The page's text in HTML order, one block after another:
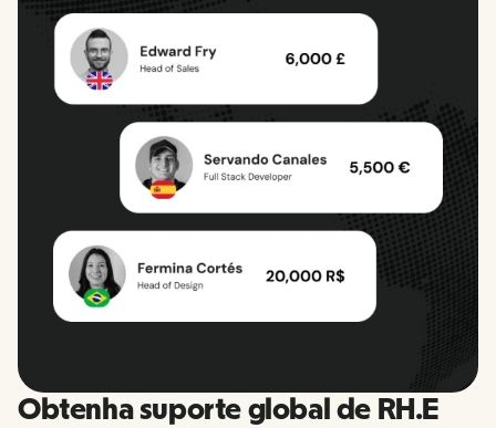
nível global.
Saiba tudo o que você precisa saber sobre
impostos, licenças, benefícios e outros requisitos
para contratar funcionários nos países que
atendemos.
Ver todos os países
Obtenha suporte global de RH.E